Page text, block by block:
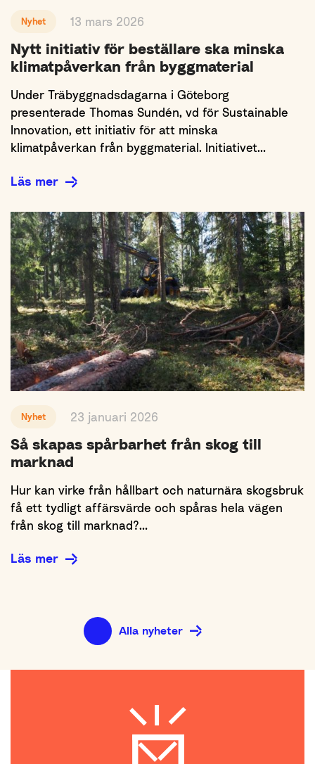
Nyhet 13 mars 2026
Nytt initiativ för beställare ska minska
klimatpåverkan från byggmaterial
Under Träbyggnadsdagarna i Göteborg
presenterade Thomas Sundén, vd för Sustainable
Innovation, ett initiativ för att minska
klimatpåverkan från byggmaterial. Initiativet…
Läs mer
Nyhet 23 januari 2026
Så skapas spårbarhet från skog till
marknad
Hur kan virke från hållbart och naturnära skogsbruk
få ett tydligt affärsvärde och spåras hela vägen
från skog till marknad?…
Läs mer
Alla nyheter